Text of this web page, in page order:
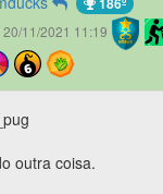
20/11/2021 11:19
outra coisa.